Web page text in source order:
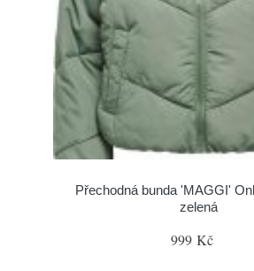
Přechodná bunda 'MAGGI'
zelená
999 Kč